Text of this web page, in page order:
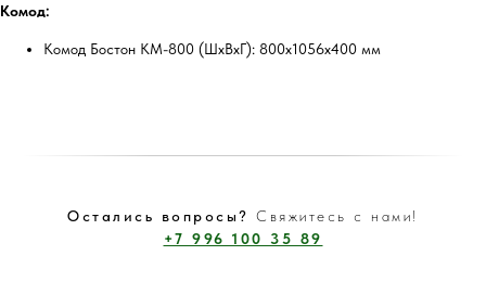
Комод:
Комод Бостон КМ-800 (ШхВхГ): 800х1056х400 мм
Остались вопросы?Свяжитесь с нами!
+7 996 100 35 89